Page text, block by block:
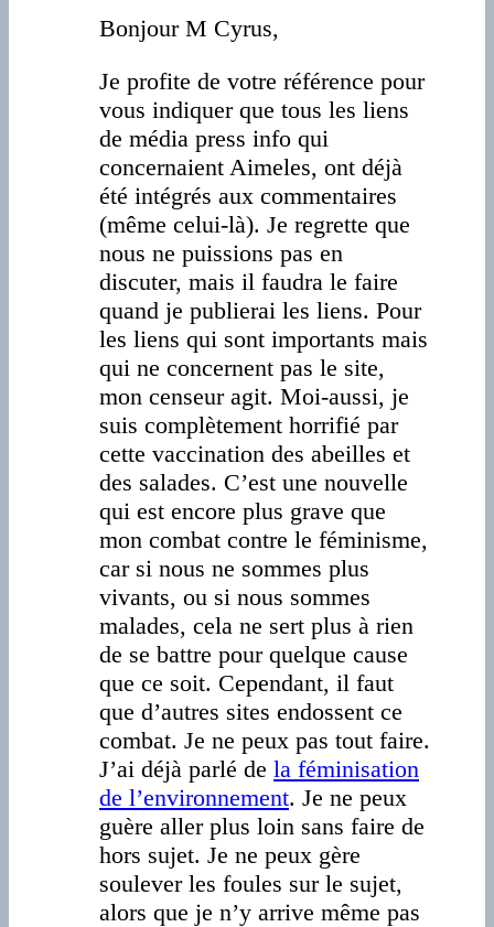
Bonjour M Cyrus,
Je profite de votre référence pour
vous indiquer que tous les liens
de média press info qui
concernaient Aimeles, ont déjà
été intégrés aux commentaires
(même celui-là). Je regrette que
nous ne puissions pas en
discuter, mais il faudra le faire
quand je publierai les liens. Pour
les liens qui sont importants mais
qui ne concernent pas le site,
mon censeur agit. Moi-aussi, je
suis complètement horrifié par
cette vaccination des abeilles et
des salades. C’est une nouvelle
qui est encore plus grave que
mon combat contre le féminisme,
car si nous ne sommes plus
vivants, ou si nous sommes
malades, cela ne sert plus à rien
de se battre pour quelque cause
que ce soit. Cependant, il faut
que d’autres sites endossent ce
combat. Je ne peux pas tout faire.
J’ai déjà parlé de la féminisation
de l’environnement. Je ne peux
guère aller plus loin sans faire de
hors sujet. Je ne peux gère
soulever les foules sur le sujet,
alors que je n’y arrive même pas